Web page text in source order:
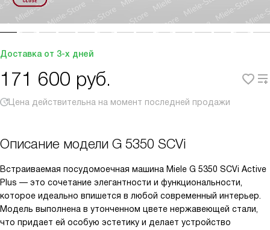
Доставка от 3-х дней
171 600 руб.
Цена действительна на момент последней продажи
Описание модели G 5350 SCVi
Встраиваемая посудомоечная машина Miele G 5350 SCVi Active
Plus — это сочетание элегантности и функциональности,
которое идеально впишется в любой современный интерьер.
Модель выполнена в утонченном цвете нержавеющей стали,
что придает ей особую эстетику и делает устройство